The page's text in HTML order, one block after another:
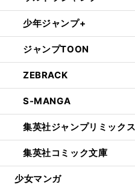
少年ジャンプ+
ジャンプTOON
ZEBRACK
S-MANGA
集英社ジャンプリミックス
集英社コミック文庫
少女マンガ